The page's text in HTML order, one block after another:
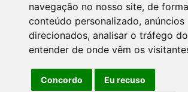
navegação no nosso site, de
conteúdo personalizado, anúncios
direcionados, analisar o tráfego
entender de onde vêm os
Concordo Eu recuso
NÓS APOIAMOS